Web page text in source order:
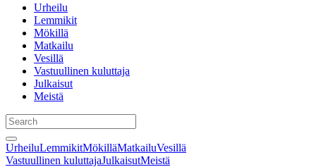
Urheilu
Lemmikit
Mökillä
Matkailu
Vesillä
Vastuullinen kuluttaja
Julkaisut
Meistä
UrheiluLemmikitMökilläMatkailuVesillä
Vastuullinen kuluttajaJulkaisutMeistä